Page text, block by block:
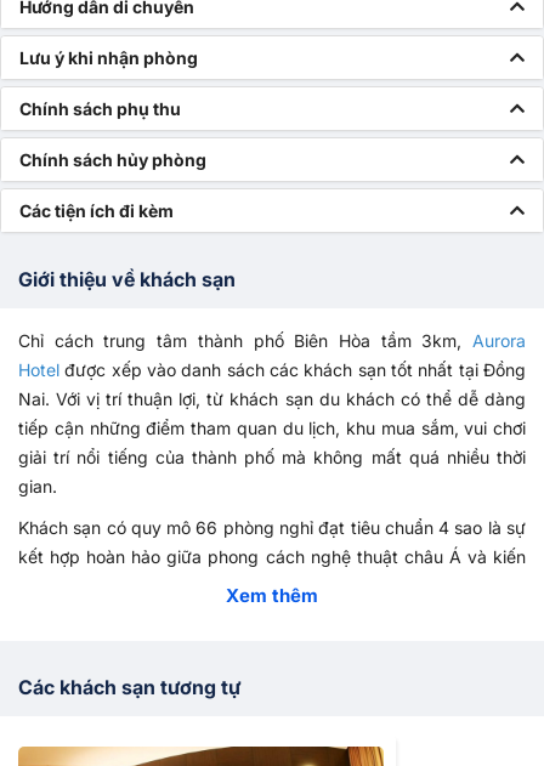
Hướng dẫn di chuyển
Lưu ý khi nhận phòng
Chính sách phụ thu
Chính sách hủy phòng
Các tiện ích đi kèm
Giới thiệu về khách sạn
Chỉ cách trung tâm thành phố Biên Hòa tầm 3km, Aurora
Hotel được xếp vào danh sách các khách sạn tốt nhất tại Đồng
Nai. Với vị trí thuận lợi, từ khách sạn du khách có thể dễ dàng
tiếp cận những điểm tham quan du lịch, khu mua sắm, vui chơi
giải trí nổi tiếng của thành phố mà không mất quá nhiều thời
gian.
Khách sạn có quy mô 66 phòng nghỉ đạt tiêu chuẩn 4 sao là sự
kết hợp hoàn hảo giữa phong cách nghệ thuật châu Á và kiến
trúc hiện đại, trang trí trang nhã nhưng vô cùng ấm cúng. Mỗi
đến cảm giác thoải mái như trong chính ngôi nhà của mình.
Không chỉ thú hút du khách với hệ thống phòng nghỉ sang
Xem thêm
Các khách sạn tương tự